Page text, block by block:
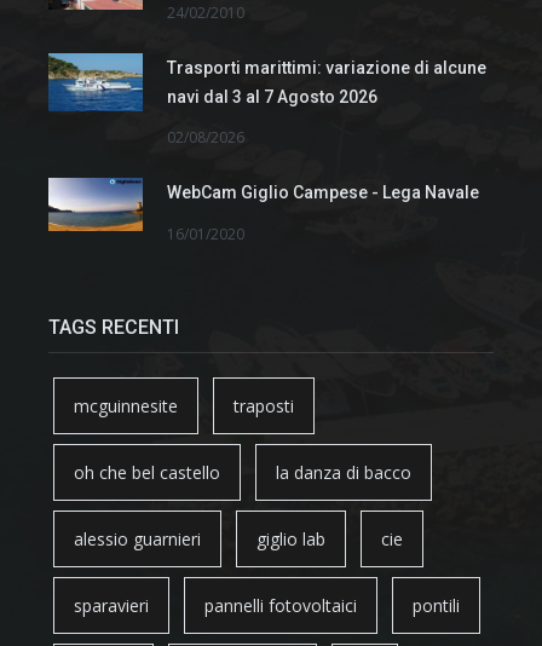
24/02/2010
Trasporti marittimi: variazione di alcune
navi dal 3 al 7 Agosto 2026
02/08/2026
WebCam Giglio Campese - Lega Navale
16/01/2020
TAGS RECENTI
mcguinnesite traposti
oh che bel castello la danza di bacco
alessio guarnieri giglio lab cie
sparavieri pannelli fotovoltaici pontili